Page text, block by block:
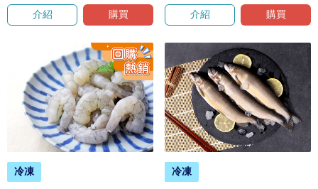
介紹 購買 介紹 購買
冷凍 冷凍